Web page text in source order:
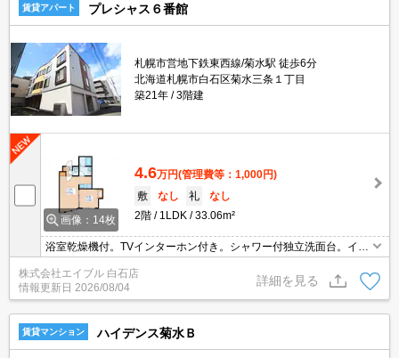
賃貸アパート プレシャス６番館
札幌市営地下鉄東西線/菊水駅 徒歩6分
北海道札幌市白石区菊水三条１丁目
築21年
3階建
画像：14枚
4.6万円(管理費等：1,000円)
敷
なし 礼
なし
2階
1LDK 33.06m²
浴室乾燥機付。TVインターホン付き。シャワー付独立洗面台。イン
ターネット使用料無料!。灯油FF。仲介手数料家賃の0.55ヵ月分。最
寄り駅まで徒歩4分！。ケーブルテレビ対応(J:COM)。
株式会社エイブル 白石店
情報更新日 2026/08/04
詳細を見る
賃貸マンション ハイデンス菊水Ｂ